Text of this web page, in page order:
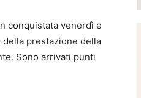
conquistata venerdì e
della prestazione della
Sono arrivati punti